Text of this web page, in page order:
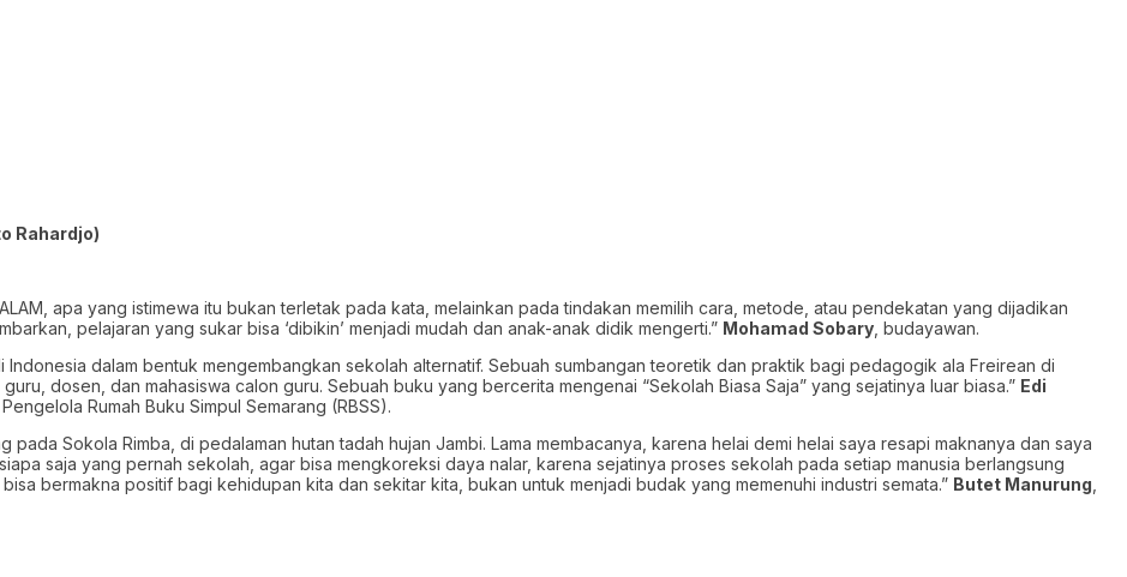
Rahardjo)
apa yang istimewa itu bukan terletak pada kata, melainkan pada tindakan memilih cara, metode, atau pendekatan yang dijadikan
pelajaran yang sukar bisa ‘dibikin’ menjadi mudah dan anak-anak didik mengerti.” Mohamad Sobary, budayawan.
dalam bentuk mengembangkan sekolah alternatif. Sebuah sumbangan teoretik dan praktik bagi pedagogik ala Freirean di
dosen, dan mahasiswa calon guru. Sebuah buku yang bercerita mengenai “Sekolah Biasa Saja” yang sejatinya luar biasa.” Edi
Rumah Buku Simpul Semarang (RBSS).
pada Sokola Rimba, di pedalaman hutan tadah hujan Jambi. Lama membacanya, karena helai demi helai saya resapi maknanya dan saya
saja yang pernah sekolah, agar bisa mengkoreksi daya nalar, karena sejatinya proses sekolah pada setiap manusia berlangsung
bermakna positif bagi kehidupan kita dan sekitar kita, bukan untuk menjadi budak yang memenuhi industri semata.” Butet Manurung,